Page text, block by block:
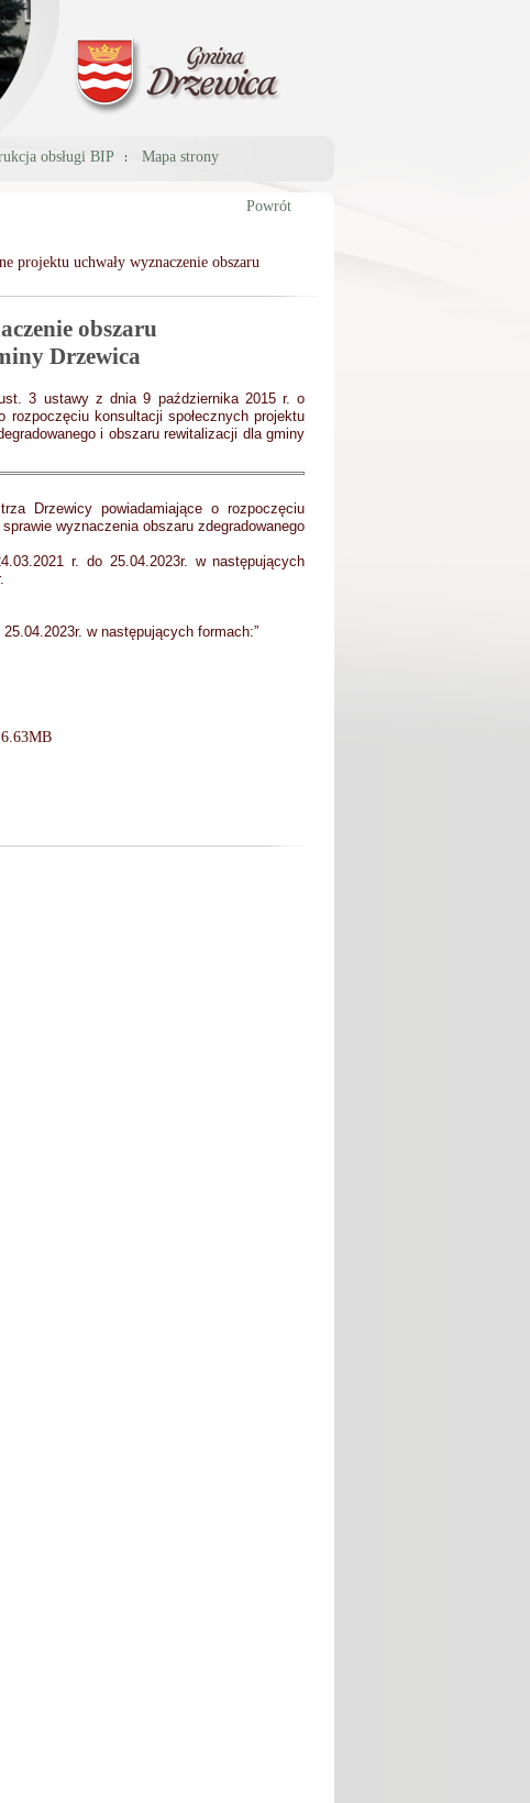
obsługi BIP
Mapa strony
Powrót
projektu uchwały wyznaczenie obszaru
obszaru
Drzewica
3 ustawy z dnia 9 października 2015 r. o
konsultacji społecznych projektu
i obszaru rewitalizacji dla gminy
Drzewicy powiadamiające o rozpoczęciu
wyznaczenia obszaru zdegradowanego
r. do 25.04.2023r. w następujących
w następujących formach:”
6.63MB